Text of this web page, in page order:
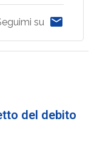
su
del debito